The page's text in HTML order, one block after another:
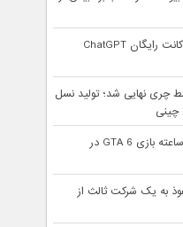
محدودیت پیام‌های متنی اکانت رایگان ChatGPT
چری نهایی شد؛ تولید نسل
چینی
۵ شهریور پیش‌نمایش نیم ساعته بازی GTA 6 در
به یک شرکت ثالث از